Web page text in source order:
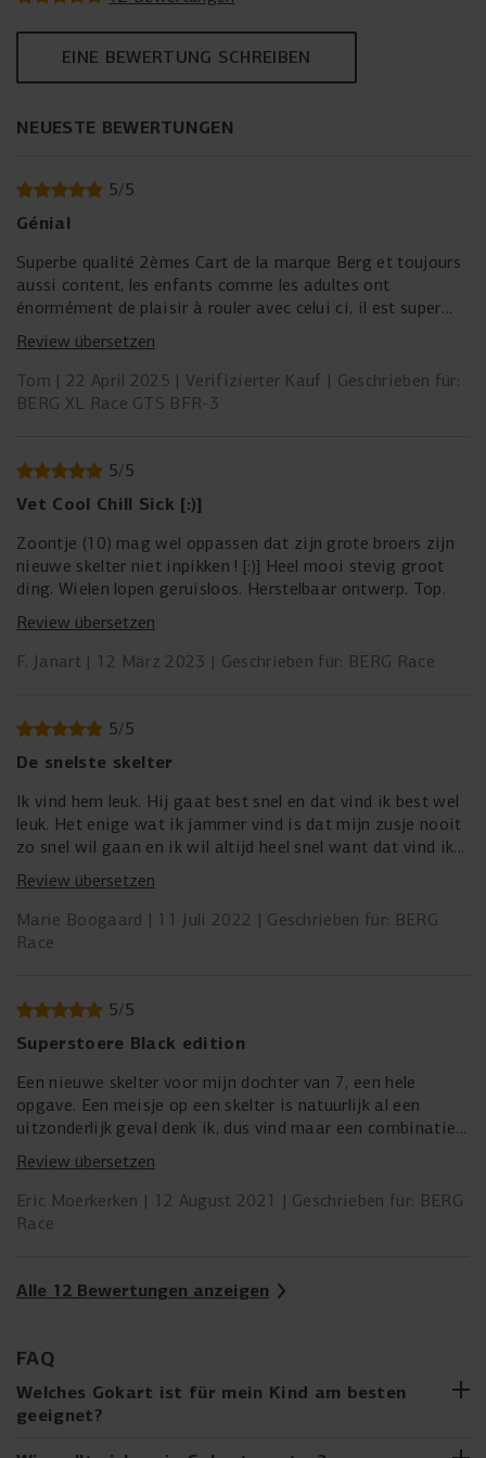
EINE BEWERTUNG SCHREIBEN
NEUESTE BEWERTUNGEN
5/5
Génial
Superbe qualité 2èmes Cart de la marque Berg et toujours
aussi content, les enfants comme les adultes ont
énormément de plaisir à rouler avec celui ci, il est super
solide. Prévoir 2 heures pour le montage par un enfant de
15 ans. les instructions sont claires.
En 1 week end déjà 7h30 de conduite :-)
Review übersetzen
Tom
22 April 2025 Verifizierter Kauf
Geschrieben für:
BERG XL Race GTS BFR-3
5/5
Vet Cool Chill Sick [:)]
Zoontje (10) mag wel oppassen dat zijn grote broers zijn
nieuwe skelter niet inpikken ! [:)] Heel mooi stevig groot
ding. Wielen lopen geruisloos. Herstelbaar ontwerp. Top.
Review übersetzen
F. Janart
12 März 2023 Geschrieben für: BERG Race
5/5
De snelste skelter
Ik vind hem leuk. Hij gaat best snel en dat vind ik best wel
leuk. Het enige wat ik jammer vind is dat mijn zusje nooit
zo snel wil gaan en ik wil altijd heel snel want dat vind ik
heel leuk, maar zij gaat dan altijd de rem indrukken als ze
achterop zit.
Hij ziet er mooi uit en is echt groot. De parkeerrem is heel
fijn. Het is veel leuker dan lopen!
Review übersetzen
Marie Boogaard
11 Juli 2022
Geschrieben für: BERG
Race
5/5
Superstoere Black edition
Een nieuwe skelter voor mijn dochter van 7, een hele
opgave. Een meisje op een skelter is natuurlijk al een
uitzonderlijk geval denk ik, dus vind maar een combinatie
die bij haar past. Ze is al vrij lang voor haar leeftijd dus
moet het sowieso een xl-frame worden. Vond ze de skelter
met groen en blauw gaaf, deze Black edition was toch
even de overtreffende trap. Wat een stoer ding zo in mat
skelter als bouwpakket binnen, maar wij kregen hem
Review übersetzen
Eric Moerkerken
12 August 2021
Geschrieben für: BERG
Race
Alle 12 Bewertungen anzeigen
FAQ
Welches Gokart ist für mein Kind am besten
geeignet?